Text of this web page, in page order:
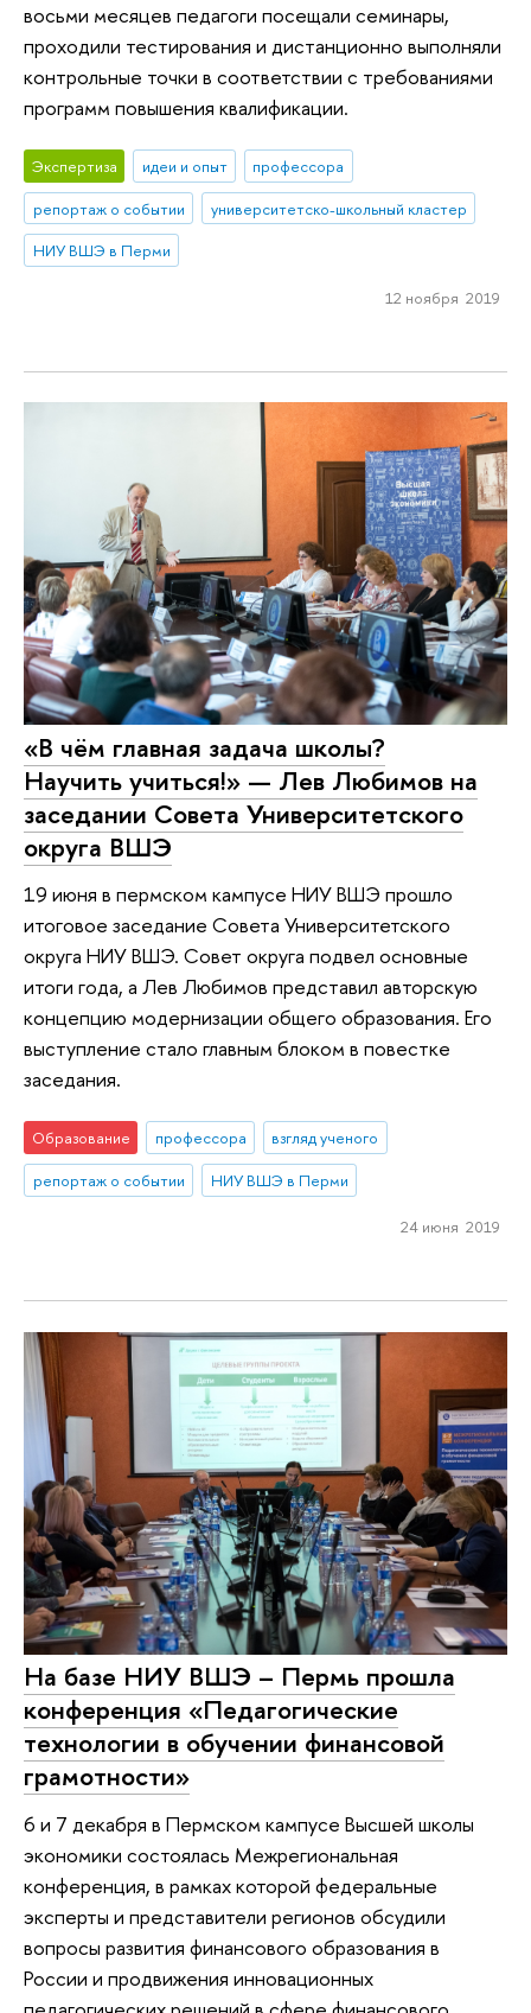
восьми месяцев педагоги посещали семинары,
проходили тестирования и дистанционно выполняли
контрольные точки в соответствии с требованиями
программ повышения квалификации.
Экспертиза идеи и опыт
профессора
репортаж о событии
университетско-школьный кластер
НИУ ВШЭ в Перми
12 ноября 2019
«В чём главная задача школы?
Научить учиться!» — Лев Любимов на
заседании Совета Университетского
округа ВШЭ
19 июня в пермском кампусе НИУ ВШЭ прошло
итоговое заседание Совета Университетского
округа НИУ ВШЭ. Совет округа подвел основные
итоги года, а Лев Любимов представил авторскую
концепцию модернизации общего образования. Его
выступление стало главным блоком в повестке
заседания.
Образование профессора
взгляд ученого
репортаж о событии
НИУ ВШЭ в Перми
24 июня 2019
На базе НИУ ВШЭ – Пермь прошла
конференция «Педагогические
технологии в обучении финансовой
грамотности»
6 и 7 декабря в Пермском кампусе Высшей школы
экономики состоялась Межрегиональная
конференция, в рамках которой федеральные
эксперты и представители регионов обсудили
вопросы развития финансового образования в
России и продвижения инновационных